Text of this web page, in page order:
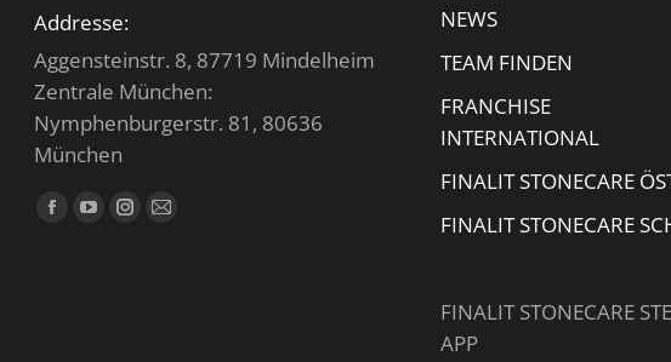
Addresse:
Aggensteinstr. 8, 87719 Mindelheim
Zentrale München:
Nymphenburgerstr. 81, 80636
München
Finden Sie uns auf:
Facebook
YouTube
Instagram
E-
NEWS
TEAM FINDEN
FRANCHISE
INTERNATIONAL
FINALIT STONECARE
FINALIT STONECARE
FINALIT STONECARE
APP